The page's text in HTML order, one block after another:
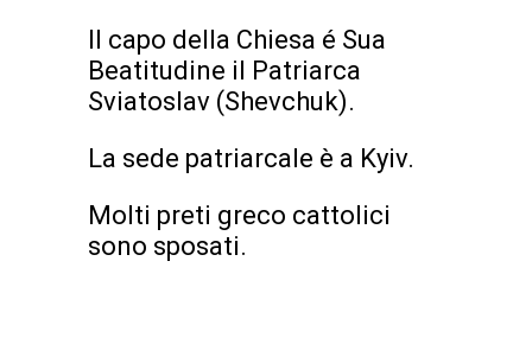
Il capo della Chiesa é Sua
Beatitudine il Patriarca
Sviatoslav (Shevchuk).
La sede patriarcale è a Kyiv.
Molti preti greco cattolici
sono sposati.